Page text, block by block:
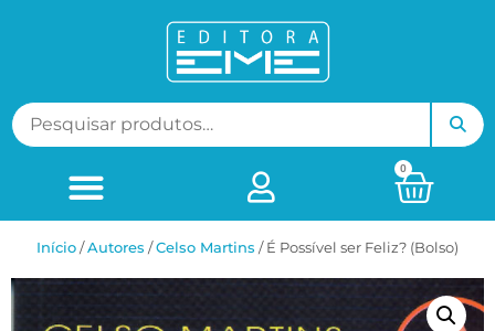
0
Início/ㅤAutores /Celso Martins / É Possível ser Feliz? (Bolso)